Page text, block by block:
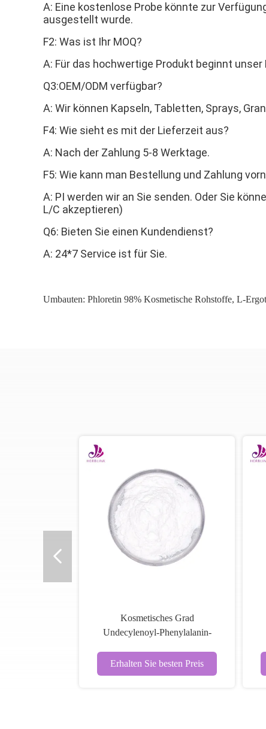
A: Eine kostenlose Probe könnte zur
ausgestellt wurde.
F2: Was ist Ihr MOQ?
A: Für das hochwertige Produkt beginnt unser
Q3:OEM/ODM verfügbar?
A: Wir können Kapseln, Tabletten, Sprays,
F4: Wie sieht es mit der Lieferzeit aus?
A: Nach der Zahlung 5-8 Werktage.
F5: Wie kann man Bestellung und Zahlung
A: PI werden wir an Sie senden. Oder Sie
L/C akzeptieren)
Q6: Bieten Sie einen Kundendienst?
A: 24*7 Service ist für Sie.
Umbauten: Phloretin 98% Kosmetische Rohstoffe, L-
Kosmetisches Grad
Undecylenoyl-Phenylalanin-
Erhalten Sie besten Preis